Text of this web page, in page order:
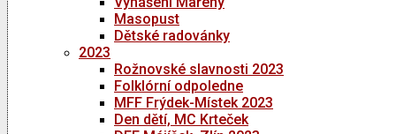
Masopust
Dětské radovánky
2023
Rožnovské slavnosti 2023
Folklórní odpoledne
MFF Frýdek-Místek 2023
Den dětí, MC Krteček